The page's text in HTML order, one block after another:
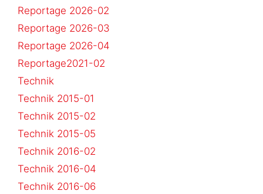
Reportage 2026-02
Reportage 2026-03
Reportage 2026-04
Reportage2021-02
Technik
Technik 2015-01
Technik 2015-02
Technik 2015-05
Technik 2016-02
Technik 2016-04
Technik 2016-06